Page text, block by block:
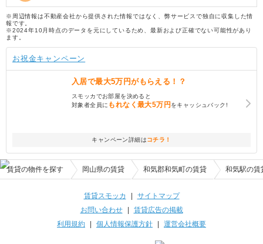
※周辺情報は不動産会社から提供された情報ではなく、弊サービスで独自に収集した情
報です。
※2024年10月時点のデータを元にしているため、最新および正確でない可能性があり
ます。
お祝金キャンペーン
入居で最大5万円がもらえる！？
スモッカでお部屋を決めると
対象者全員に もれなく最大5万円 をキャッシュバック!
キャンペーン詳細はコチラ！
賃貸の物件を探す 岡山県の賃貸 和気郡和気町の賃貸 和気駅の賃
賃貸スモッカ
サイトマップ
お問い合わせ| 賃貸広告の掲載
利用規約
個人情報保護方針 運営会社概要